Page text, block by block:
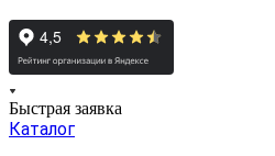
Быстрая заявка
Каталог